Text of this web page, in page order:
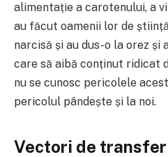
alimentație a carotenului, a
au făcut oamenii lor de
narcisă și au dus-o la orez și
care să aibă conținut ridicat
nu se cunosc pericolele
pericolul pândește și la noi.
Vectori de transfer